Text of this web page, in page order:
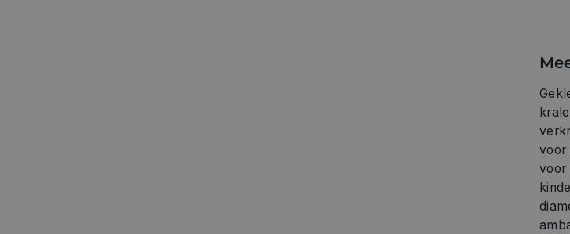
voor
voor